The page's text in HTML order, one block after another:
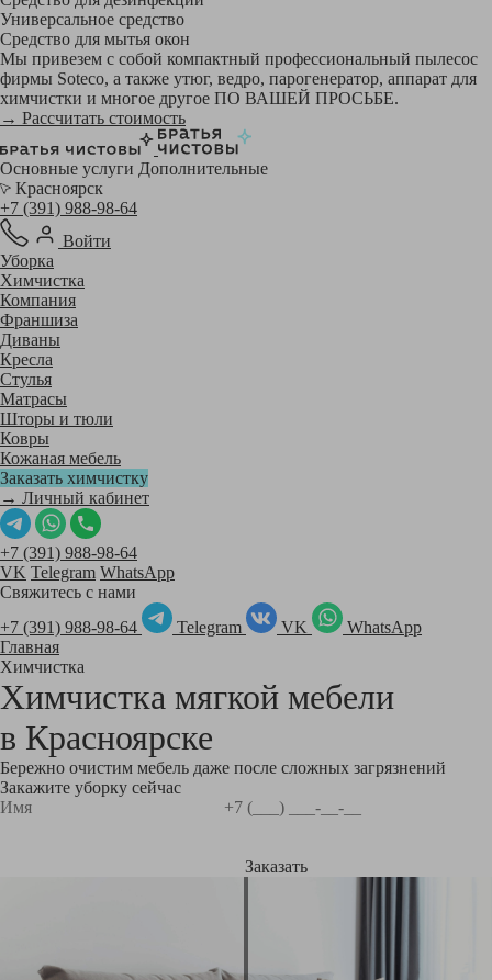
Универсальное средство
Средство для мытья окон
Мы привезем с собой компактный профессиональный пылесос
фирмы Soteco, а также утюг, ведро, парогенератор, аппарат для
химчистки и многое другое ПО ВАШЕЙ ПРОСЬБЕ.
→ Рассчитать стоимость
Основные услуги Дополнительные
Красноярск
+7 (391) 988-98-64
Войти
Уборка
Химчистка
Компания
Франшиза
Диваны
Кресла
Стулья
Матрасы
Шторы и тюли
Ковры
Кожаная мебель
Заказать химчистку
→ Личный кабинет
+7 (391) 988-98-64
VK Telegram WhatsApp
Свяжитесь с нами
+7 (391) 988-98-64
Telegram VK
WhatsApp
Главная
Химчистка
Химчистка мягкой мебели
в Красноярске
Бережно очистим мебель даже после сложных загрязнений
Закажите уборку сейчас
Заказать